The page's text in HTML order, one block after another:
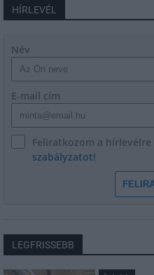
HÍRLEVÉL
Név
E-mail cím
Feliratkozom a hírlevélre
szabályzatot!
LEGFRISSEBB